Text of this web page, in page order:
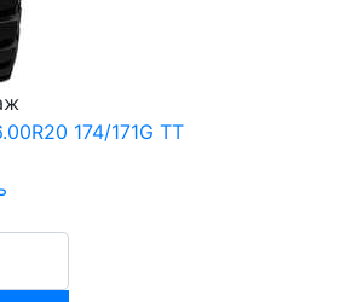
174/171G TT